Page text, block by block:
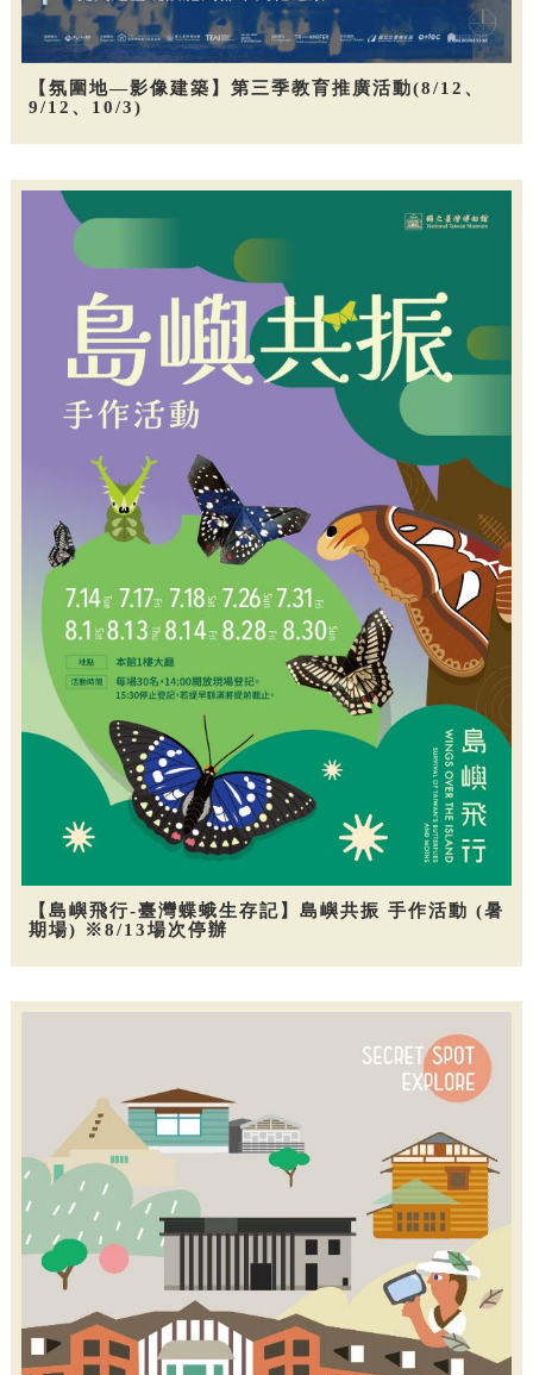
【氛圍地—影像建築】第三季教育推廣活動(8/12、
9/12、10/3)
【島嶼飛行-臺灣蝶蛾生存記】島嶼共振 手作活動 (暑
期場) ※8/13場次停辦